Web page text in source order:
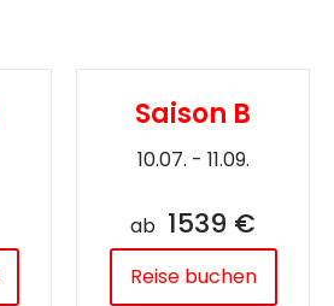
Saison B
10.07. - 11.09.
ab 1539 €
Reise buchen